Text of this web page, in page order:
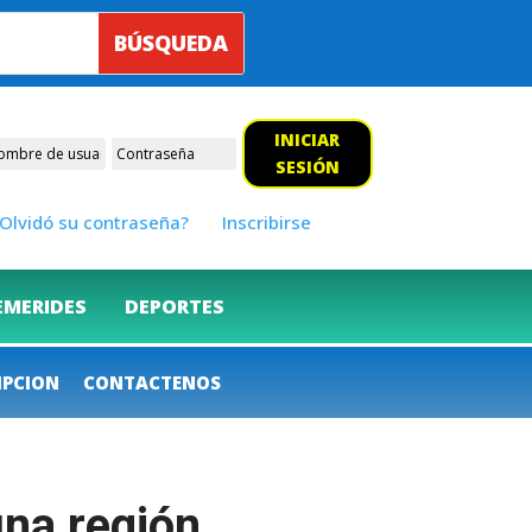
INICIAR
SESIÓN
su contraseña? Inscribirse
DEPORTES
CONTACTENOS